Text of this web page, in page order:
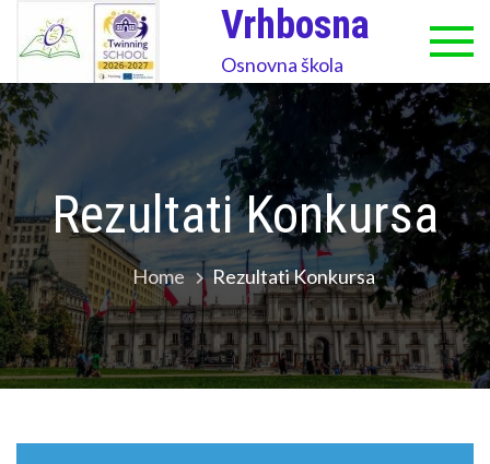
Vrhbosna
Osnovna škola
Rezultati Konkursa
Home Rezultati Konkursa